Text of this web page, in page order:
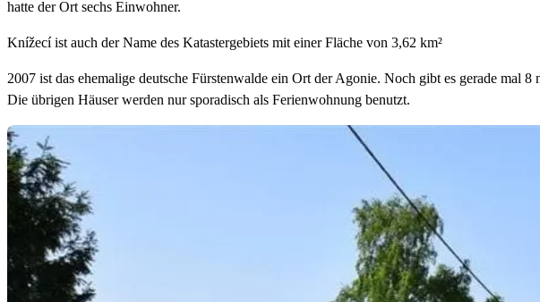
hatte der Ort sechs Einwohner.
Knížecí ist auch der Name des Katastergebiets mit einer Fläche von 3,62 km²
2007 ist das ehemalige deutsche Fürstenwalde ein Ort der Agonie. Noch gibt es gerade mal
Die übrigen Häuser werden nur sporadisch als Ferienwohnung benutzt.